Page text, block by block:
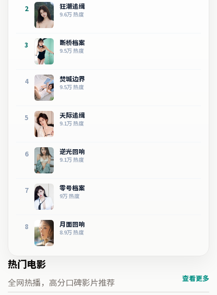
2 狂潮追缉
9.6万热度
3 断桥档案
9.5万热度
4 焚城边界
9.5万热度
5 天际追缉
9.1万热度
6 逆光回响
9.1万热度
7 零号档案
9万热度
8 月面回响
8.9万热度
热门电影
全网热播，高分口碑影片推荐 查看更多